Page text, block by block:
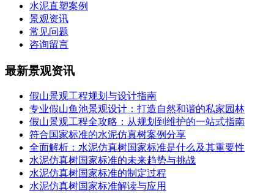
水泥直塑案例
景观资讯
常见问题
咨询留言
最新景观资讯
假山景观工程规划与设计指南
专业假山鱼池景观设计：打造自然和谐的私家园林
假山景观工程全攻略：从规划到维护的一站式指南
符合国家标准的水泥仿真树案例分享
全面解析：水泥仿真树国家标准是什么及其重要性
水泥仿真树国家标准的未来趋势与挑战
水泥仿真树国家标准的制定过程
水泥仿真树国家标准解读与应用